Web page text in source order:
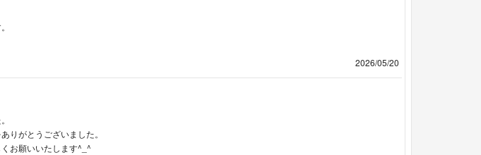
2026/05/20
りがとうございました。
お願いいたします^_^